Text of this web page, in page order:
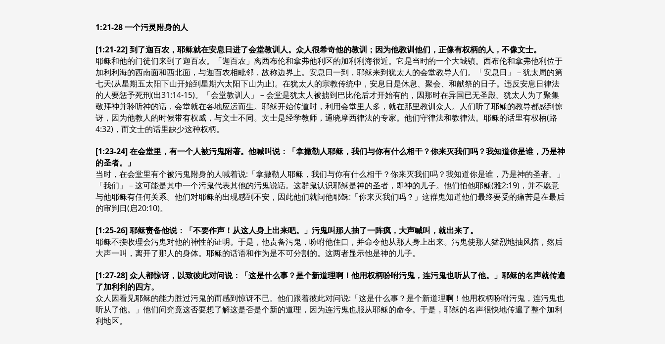
1:21-28 一个污灵附身的人
[1:21-22] 到了迦百农，耶稣就在安息日进了会堂教训人。众人很希奇他的教训；因为他教训他们，正像有权柄的人，不像文士。
耶稣和他的门徒们来到了迦百农。「迦百农」离西布伦和拿弗他利区的加利利海很近。它是当时的一个大城镇。西布伦和拿弗他利位于
加利利海的西南面和西北面，与迦百农相毗邻，故称边界上。安息日一到，耶稣来到犹太人的会堂教导人们。「安息日」－犹太周的第
七天(从星期五太阳下山开始到星期六太阳下山为止)。在犹太人的宗教传统中，安息日是休息、聚会、和献祭的日子。违反安息日律法
的人要惩予死刑(出31:14-15)。「会堂教训人」－会堂是犹太人被掳到巴比伦后才开始有的，因那时在异国已无圣殿。犹太人为了聚集
敬拜神并聆听神的话，会堂就在各地应运而生。耶稣开始传道时，利用会堂里人多，就在那里教训众人。人们听了耶稣的教导都感到惊
讶，因为他教人的时候带有权威，与文士不同。文士是经学教师，通晓摩西律法的专家。他们守律法和教律法。耶稣的话里有权柄(路
4:32)，而文士的话里缺少这种权柄。
[1:23-24] 在会堂里，有一个人被污鬼附著。他喊叫说：「拿撒勒人耶稣，我们与你有什么相干？你来灭我们吗？我知道你是谁，乃是神
的圣者。」
当时，在会堂里有个被污鬼附身的人喊着说:「拿撒勒人耶稣，我们与你有什么相干？你来灭我们吗？我知道你是谁，乃是神的圣者。」
「我们」－这可能是其中一个污鬼代表其他的污鬼说话。这群鬼认识耶稣是神的圣者，即神的儿子。他们怕他耶稣(雅2:19)，并不愿意
与他耶稣有任何关系。他们对耶稣的出现感到不安，因此他们就问他耶稣:「你来灭我们吗？」这群鬼知道他们最终要受的痛苦是在最后
的审判日(启20:10)。
[1:25-26] 耶稣责备他说：「不要作声！从这人身上出来吧。」污鬼叫那人抽了一阵疯，大声喊叫，就出来了。
耶稣不接收理会污鬼对他的神性的证明。于是，他责备污鬼，吩咐他住口，并命令他从那人身上出来。污鬼使那人猛烈地抽风搐，然后
大声一叫，离开了那人的身体。耶稣的话语和作为是不可分割的。这两者显示他是神的儿子。
[1:27-28] 众人都惊讶，以致彼此对问说：「这是什么事？是个新道理啊！他用权柄吩咐污鬼，连污鬼也听从了他。」耶稣的名声就传遍
了加利利的四方。
众人因看见耶稣的能力胜过污鬼的而感到惊讶不已。他们跟着彼此对问说:「这是什么事？是个新道理啊！他用权柄吩咐污鬼，连污鬼也
听从了他。」他们问究竟这否要想了解这是否是个新的道理，因为连污鬼也服从耶稣的命令。于是，耶稣的名声很快地传遍了整个加利
利地区。